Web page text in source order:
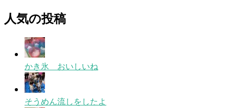
人気の投稿
かき氷 おいしいね
そうめん流しをしたよ